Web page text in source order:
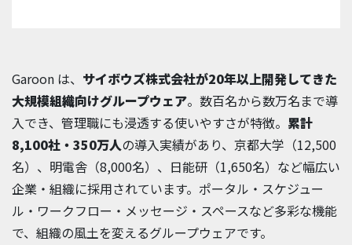
Garoon は、 サイボウズ株式会社が20年以上開発してきた
大規模組織向けグループウェア。数百名から数万名まで導
入でき、管理職にも浸透する使いやすさが特徴。 累計
8,100社・350万人の導入実績があり、京都大学（12,500
名）、明電舎（8,000名）、日能研（1,650名）など幅広い
企業・組織に採用されています。ポータル・スケジュー
ル・ワークフロー・メッセージ・スペースなど多彩な機能
で、組織の風土を変えるグループウェアです。